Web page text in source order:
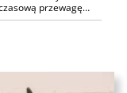
przewagę…